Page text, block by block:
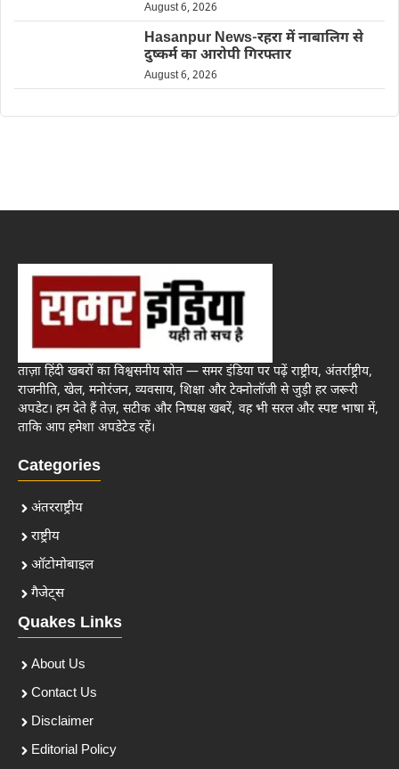
August 6, 2026
Hasanpur News-रहरा में नाबालिग से
दुष्कर्म का आरोपी गिरफ्तार
August 6, 2026
ताज़ा हिंदी खबरों का विश्वसनीय स्रोत — समर इंडिया पर पढ़ें राष्ट्रीय, अंतर्राष्ट्रीय,
राजनीति, खेल, मनोरंजन, व्यवसाय, शिक्षा और टेक्नोलॉजी से जुड़ी हर जरूरी
अपडेट। हम देते हैं तेज़, सटीक और निष्पक्ष खबरें, वह भी सरल और स्पष्ट भाषा में,
ताकि आप हमेशा अपडेटेड रहें।
Categories
अंतरराष्ट्रीय
राष्ट्रीय
ऑटोमोबाइल
गैजेट्स
Quakes Links
About Us
Contact Us
Disclaimer
Editorial Policy